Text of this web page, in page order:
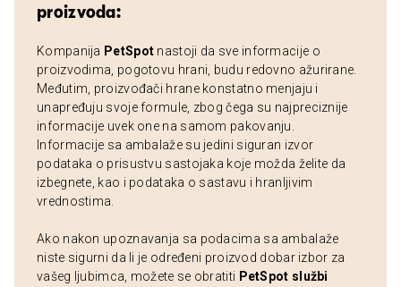
proizvoda:
Kompanija PetSpot nastoji da sve informacije o
proizvodima, pogotovu hrani, budu redovno ažurirane.
Međutim, proizvođači hrane konstatno menjaju i
unapređuju svoje formule, zbog čega su najpreciznije
informacije uvek one na samom pakovanju.
Informacije sa ambalaže su jedini siguran izvor
podataka o prisustvu sastojaka koje možda želite da
izbegnete, kao i podataka o sastavu i hranljivim
vrednostima.
Ako nakon upoznavanja sa podacima sa ambalaže
niste sigurni da li je određeni proizvod dobar izbor za
vašeg ljubimca, možete se obratiti PetSpot službi